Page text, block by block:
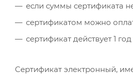
если суммы сертификата
сертификатом можно
сертификат действует 1
Сертификат электронный,